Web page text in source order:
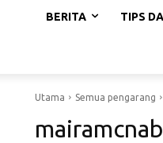
BERITA TIPS
Utama Semua pengarang